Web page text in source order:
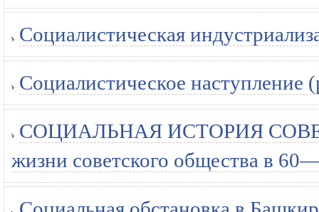
Социалистическая
Социалистическое наступление
СОЦИАЛЬНАЯ ИСТОРИЯ
жизни советского общества в